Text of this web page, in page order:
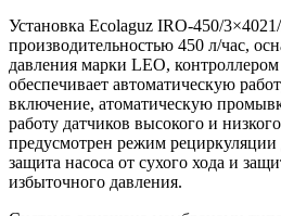
Установка Ecolaguz IRO-450/
производительностью 450 л/час,
давления марки LEO,
обеспечивает автоматическую
включение, атоматическую
работу датчиков высокого и
предусмотрен режим
защита насоса от сухого хода и
избыточного давления.